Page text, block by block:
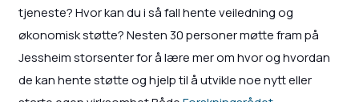
tjeneste? Hvor kan du i så fall hente veiledning og
økonomisk støtte? Nesten 30 personer møtte fram på
Jessheim storsenter for å lære mer om hvor og hvordan
de kan hente støtte og hjelp til å utvikle noe nytt eller